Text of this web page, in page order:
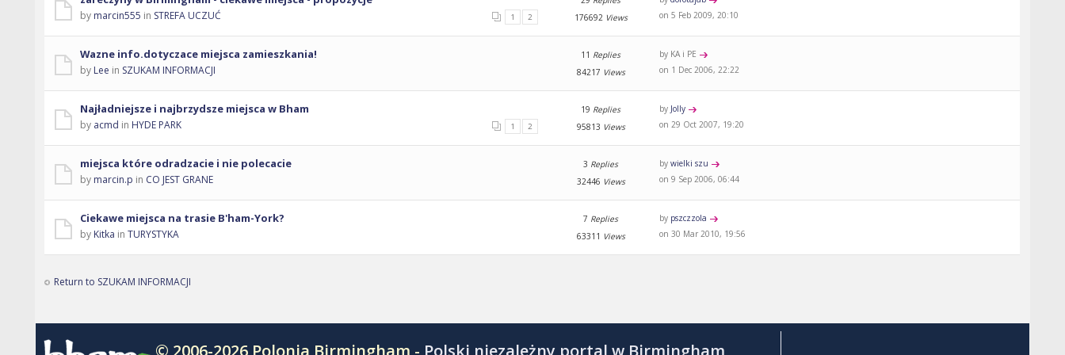
1 2
by marcin555 in STREFA UCZUĆ
176692 Views
on 5 Feb 2009, 20:10
Wazne info.dotyczace miejsca zamieszkania!
by Lee in SZUKAM INFORMACJI
11 Replies
84217 Views
by KA i PE
on 1 Dec 2006, 22:22
Najładniejsze i najbrzydsze miejsca w Bham
1 2
by acmd in HYDE PARK
19 Replies
95813 Views
by Jolly
on 29 Oct 2007, 19:20
miejsca które odradzacie i nie polecacie
by marcin.p in CO JEST GRANE
3 Replies
32446 Views
bywielki szu
on 9 Sep 2006, 06:44
Ciekawe miejsca na trasie B'ham-York?
by Kitka in TURYSTYKA
7 Replies
63311 Views
by pszczzola
on 30 Mar 2010, 19:56
Return to SZUKAM INFORMACJI
© 2006-2026 Polonia Birmingham - Polski niezależny portal w Birmingham